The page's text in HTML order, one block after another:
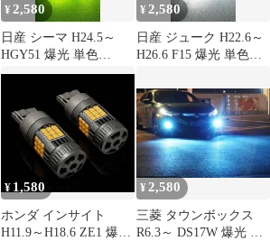
¥ 2,580
日産 シーマ H24.5～
HGY51 爆光 単色
H8/H11/H16 LED フォ
グランプ バルブ 球 2個
SET 特注ハイパワー
LEDチップ搭載 ポン付
け 新品 送料込み Bタイ
¥ 2,580
日産 ジューク H22.6～
H26.6 F15 爆光 単色
グランプ バルブ 球 2個
SET 特注ハイパワー
LEDチップ搭載 ポン付
け 新品 送料込み Bタイ
プ
¥ 1,580
ホンダ インサイト
H11.9～H18.6 ZE1 爆光
¥2,580
三菱 タウンボックス
R6.3～ DS17W 爆光 単